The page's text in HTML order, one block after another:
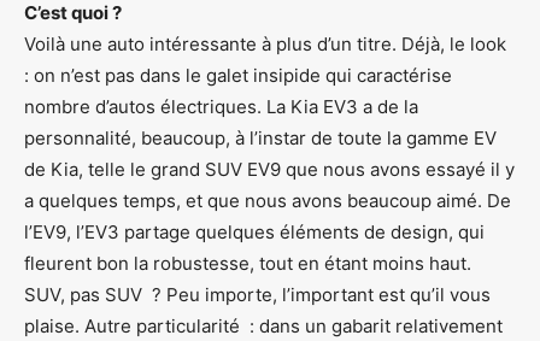
C’est quoi ?
Voilà une auto intéressante à plus d’un titre. Déjà, le look
: on n’est pas dans le galet insipide qui caractérise
nombre d’autos électriques. La Kia EV3 a de la
personnalité, beaucoup, à l’instar de toute la gamme EV
de Kia, telle le grand SUV EV9 que nous avons essayé il y
a quelques temps, et que nous avons beaucoup aimé. De
l’EV9, l’EV3 partage quelques éléments de design, qui
fleurent bon la robustesse, tout en étant moins haut.
SUV, pas SUV ? Peu importe, l’important est qu’il vous
plaise. Autre particularité : dans un gabarit relativement